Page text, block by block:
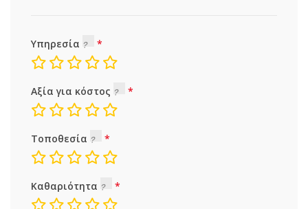
Υπηρεσία
Αξία για κόστος
Τοποθεσία
Καθαριότητα